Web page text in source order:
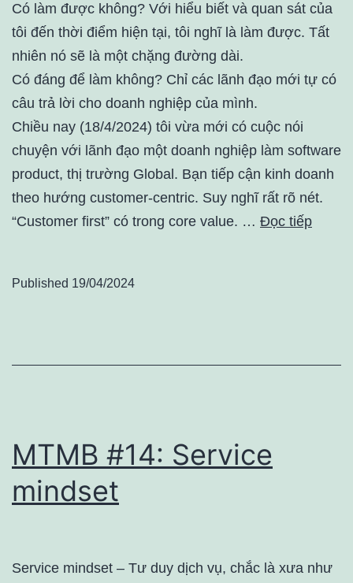
Có làm được không? Với hiểu biết và quan sát của
tôi đến thời điểm hiện tại, tôi nghĩ là làm được. Tất
nhiên nó sẽ là một chặng đường dài.
Có đáng để làm không? Chỉ các lãnh đạo mới tự có
câu trả lời cho doanh nghiệp của mình.
Chiều nay (18/4/2024) tôi vừa mới có cuộc nói
chuyện với lãnh đạo một doanh nghiệp làm software
product, thị trường Global. Bạn tiếp cận kinh doanh
theo hướng customer-centric. Suy nghĩ rất rõ nét.
“Customer first” có trong core value. … Đọc tiếp
Published 19/04/2024
MTMB #14: Service
mindset
Service mindset – Tư duy dịch vụ, chắc là xưa như